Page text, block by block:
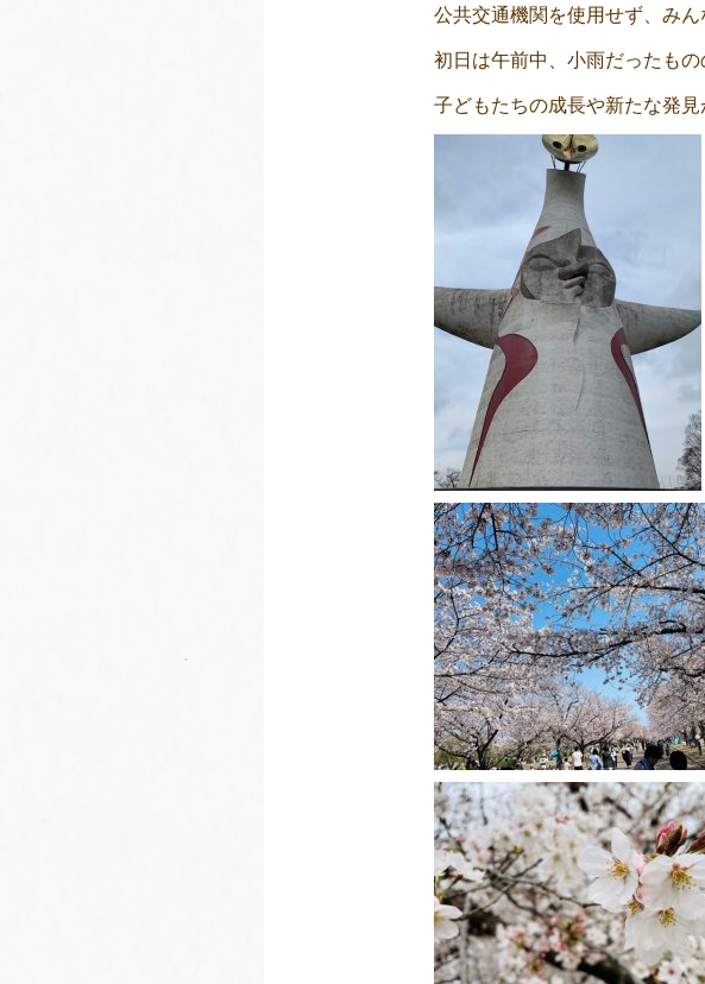
公共交通機関を使用せず、みん
初日は午前中、小雨だったもの
子どもたちの成長や新たな発見